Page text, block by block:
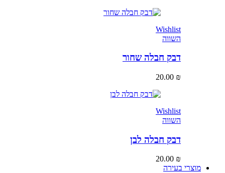
Wishlist
דבק חבלה שחור
20.00
Wishlist
דבק חבלה לבן
20.00
מוצרי בעירה